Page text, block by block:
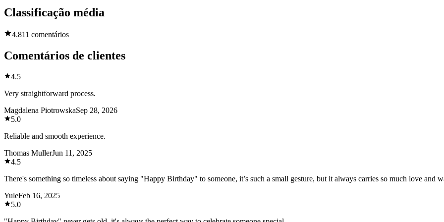
Classificação média
4.811 comentários
Comentários de clientes
4.5
Very straightforward process.
Magdalena PiotrowskaSep 28, 2026
5.0
Reliable and smooth experience.
Thomas MullerJun 11, 2025
4.5
There's something so timeless about saying "Happy Birthday" to someone, it’s such a small gesture, but it always carries so much love and
YuleFeb 16, 2025
5.0